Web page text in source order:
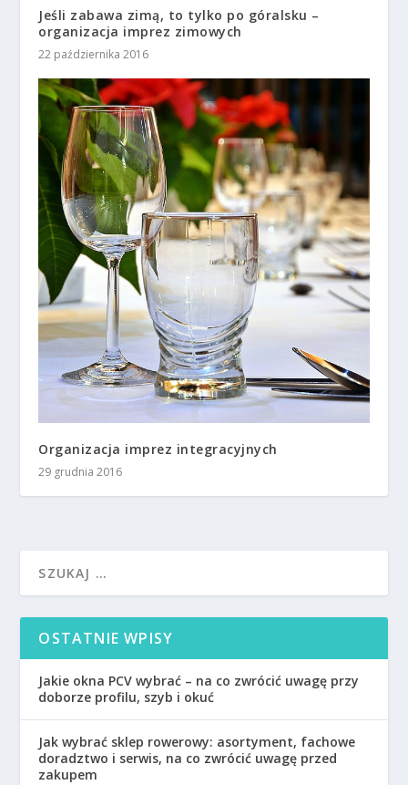
Jeśli zabawa zimą, to tylko po góralsku –
organizacja imprez zimowych
22 października 2016
Organizacja imprez integracyjnych
29 grudnia 2016
OSTATNIE WPISY
Jakie okna PCV wybrać – na co zwrócić uwagę przy
doborze profilu, szyb i okuć
Jak wybrać sklep rowerowy: asortyment, fachowe
doradztwo i serwis, na co zwrócić uwagę przed
zakupem